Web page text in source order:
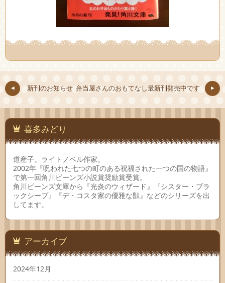
新刊のお知らせ 弁当屋さんのおもてなし最新刊発売中です
喜多みどり
道産子。ライトノベル作家。
2002年『呪われた七つの町のある祝福された一つの国の物語』
で第一回角川ビーンズ小説賞奨励賞受賞。
角川ビーンズ文庫から『光炎のウィザード』『シスター・ブラ
ックシープ』『デ・コスタ家の優雅な獣』などのシリーズを出
してます。
アーカイブ
2024年12月